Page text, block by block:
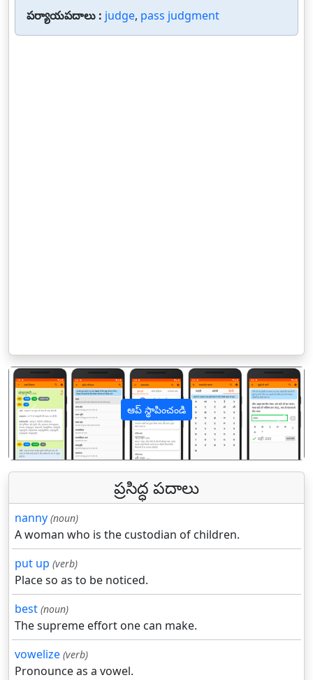
పర్యాయపదాలు : judge, pass judgment
ఆప్ స్థాపించండి
पिछला
ప్రసిద్ధ పదాలు
nanny (noun)
A woman who is the custodian of children.
put up (verb)
Place so as to be noticed.
best (noun)
The supreme effort one can make.
vowelize (verb)
Pronounce as a vowel.